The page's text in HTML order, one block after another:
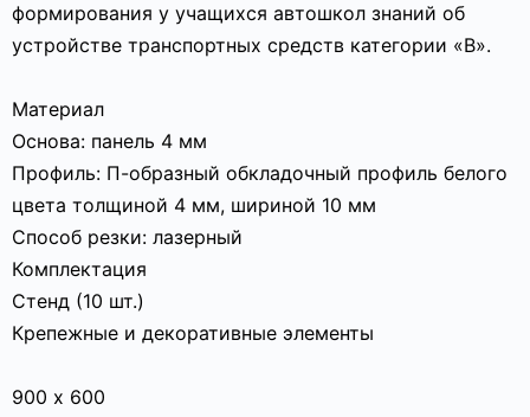
формирования у учащихся автошкол знаний об
устройстве транспортных средств категории «B».
Материал
Основа: панель 4 мм
Профиль: П-образный обкладочный профиль белого
цвета толщиной 4 мм, шириной 10 мм
Способ резки: лазерный
Комплектация
Стенд (10 шт.)
Крепежные и декоративные элементы
900 х 600